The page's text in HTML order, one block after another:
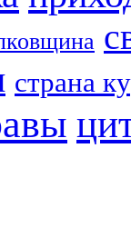
страна